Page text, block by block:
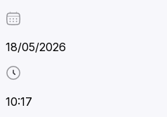
18/05/2026
10:17